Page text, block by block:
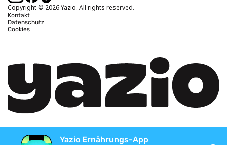
Copyright © 2026 Yazio. All rights reserved.
Kontakt
Datenschutz
Cookies
Yazio Ernährungs-App